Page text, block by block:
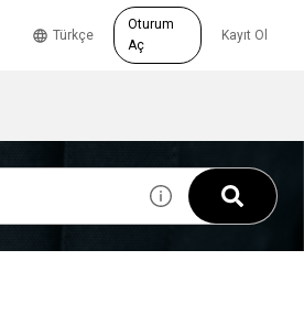
Kayıt Ol
Türkçe
Oturum
Aç